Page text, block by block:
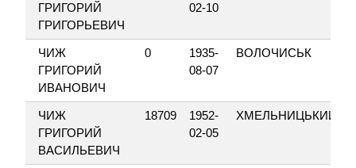
ГРИГОРИЙ
ГРИГОРЬЕВИЧ
02-10
ЧИЖ
ГРИГОРИЙ
ИВАНОВИЧ
0
1935-
08-07
ВОЛОЧИСЬК
ЧИЖ
ГРИГОРИЙ
ВАСИЛЬЕВИЧ
18709
1952-
02-05
ХМЕЛЬНИЦЬКИЙ